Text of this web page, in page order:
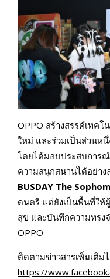
OPPO สร้างสรรค์เทค
ใหม่ และร่วมเป็นส่วนห
โดยได้มอบประสบการ
ความสนุกสนานได้อย่าง
BUSDAY The
ดนตรี แต่ยังเป็นพื้นที่ให้
สุข และบันทึกความทร
OPPO
ติดตามข่าวสารเพิ่มเติม
https://